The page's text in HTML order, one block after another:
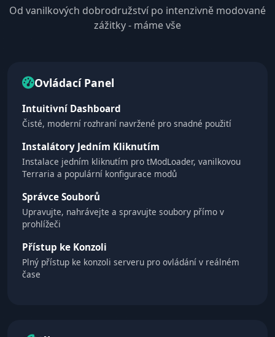
Od vanilkových dobrodružství po intenzivně modované
zážitky - máme vše
Ovládací Panel
Intuitivní Dashboard
Čisté, moderní rozhraní navržené pro snadné použití
Instalátory Jedním Kliknutím
Instalace jedním kliknutím pro tModLoader, vanilkovou
Terraria a populární konfigurace modů
Správce Souborů
Upravujte, nahrávejte a spravujte soubory přímo v
prohlížeči
Přístup ke Konzoli
Plný přístup ke konzoli serveru pro ovládání v reálném
čase